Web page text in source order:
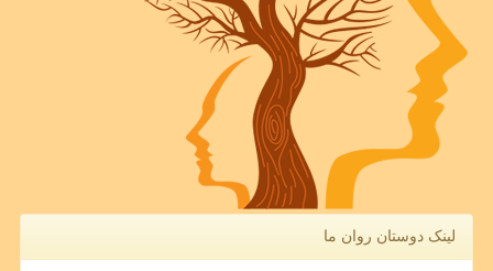
لینک دوستان روان ما